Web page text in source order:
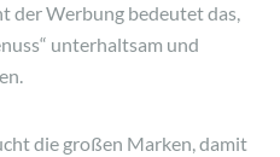
der Werbung bedeutet das,
unterhaltsam und
die großen Marken, damit